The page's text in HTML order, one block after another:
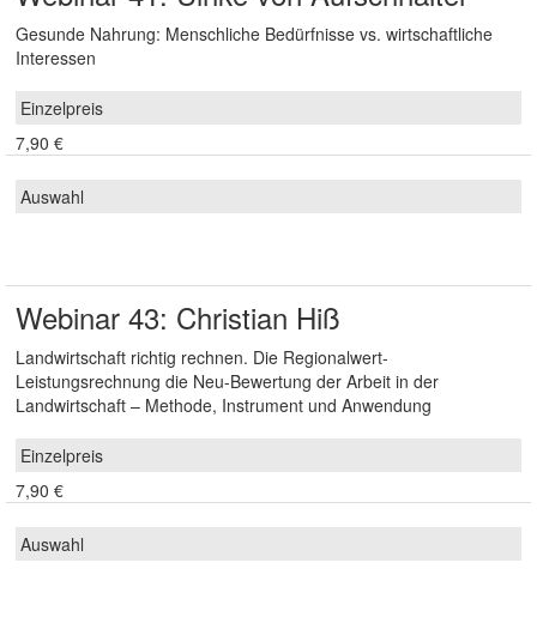
Gesunde Nahrung: Menschliche Bedürfnisse vs. wirtschaftliche
Interessen
7,90 €
Webinar 43: Christian Hiß
Landwirtschaft richtig rechnen. Die Regionalwert-
Leistungsrechnung die Neu-Bewertung der Arbeit in der
Landwirtschaft – Methode, Instrument und Anwendung
7,90 €